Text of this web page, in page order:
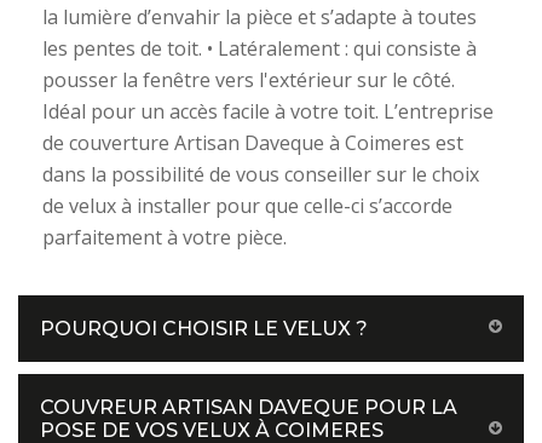
la lumière d’envahir la pièce et s’adapte à toutes
les pentes de toit. • Latéralement : qui consiste à
pousser la fenêtre vers l'extérieur sur le côté.
Idéal pour un accès facile à votre toit. L’entreprise
de couverture Artisan Daveque à Coimeres est
dans la possibilité de vous conseiller sur le choix
de velux à installer pour que celle-ci s’accorde
parfaitement à votre pièce.
POURQUOI CHOISIR LE VELUX ?
COUVREUR ARTISAN DAVEQUE POUR LA
POSE DE VOS VELUX À COIMERES